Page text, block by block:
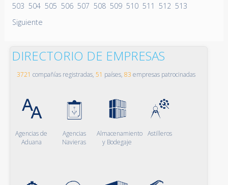
503 504 505 506 507 508 509 510 511 512 513
Siguiente
DIRECTORIO DE EMPRESAS
3721 compañías registradas, 51 países, 83 empresas patrocinadas
Agencias de
Aduana
Agencias
Navieras
Almacenamiento
y Bodegaje
Astilleros